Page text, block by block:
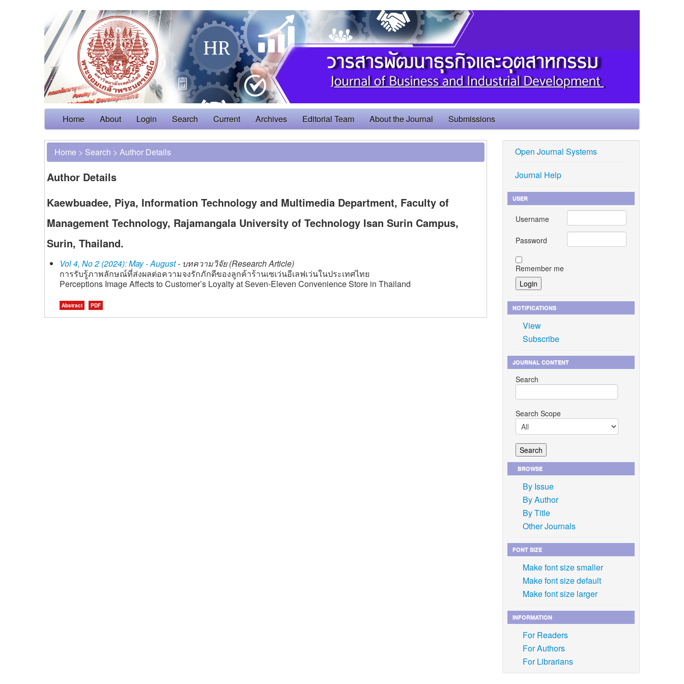
Home About Login Search Current Archives Editorial Team About the Journal Submissions
Home > Search > Author Details
Author Details
Kaewbuadee, Piya, Information Technology and Multimedia Department, Faculty of
Management Technology, Rajamangala University of Technology Isan Surin Campus,
Surin, Thailand.
Vol 4, No 2 (2024): May - August- บทความวิจัย (Research Article)
การรับรู้ภาพลักษณ์ที่ส่งผลต่อความจงรักภักดีของลูกค้าร้านเซเว่นอีเลฟเว่นในประเทศไทย
Perceptions Image Affects to Customer’s Loyalty at Seven-Eleven Convenience Store in Thailand
Abstract PDF
Open Journal Systems
Journal Help
USER
Username
Password
Remember me
NOTIFICATIONS
View
Subscribe
JOURNAL CONTENT
Search
Search Scope
BROWSE
By Issue
By Author
By Title
Other Journals
FONT SIZE
Make font size smaller
Make font size default
Make font size larger
INFORMATION
For Readers
For Authors
For Librarians